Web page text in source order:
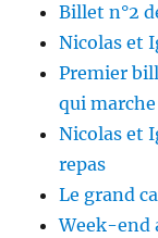
Billet n°2
Nicolas et
Premier
qui marche
Nicolas et
repas
Le grand
Week-end